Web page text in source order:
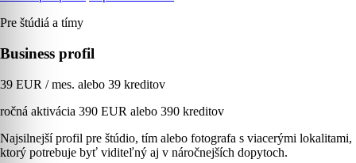
Pre štúdiá a tímy
Business profil
39 EUR / mes. alebo 39 kreditov
ročná aktivácia 390 EUR alebo 390 kreditov
Najsilnejší profil pre štúdio, tím alebo fotografa s viacerými lokalitami,
ktorý potrebuje byť viditeľný aj v náročnejších dopytoch.